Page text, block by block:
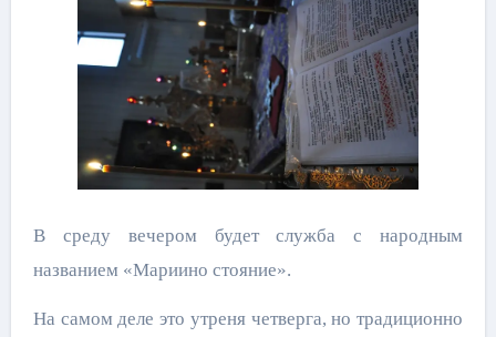
В среду вечером будет служба с народным
названием «Мариино стояние».
На самом деле это утреня четверга, но традиционно